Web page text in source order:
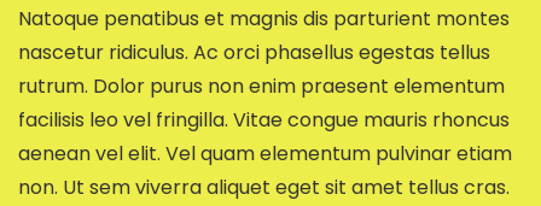
Natoque penatibus et magnis dis parturient montes
nascetur ridiculus. Ac orci phasellus egestas tellus
rutrum. Dolor purus non enim praesent elementum
facilisis leo vel fringilla. Vitae congue mauris rhoncus
aenean vel elit. Vel quam elementum pulvinar etiam
non. Ut sem viverra aliquet eget sit amet tellus cras.